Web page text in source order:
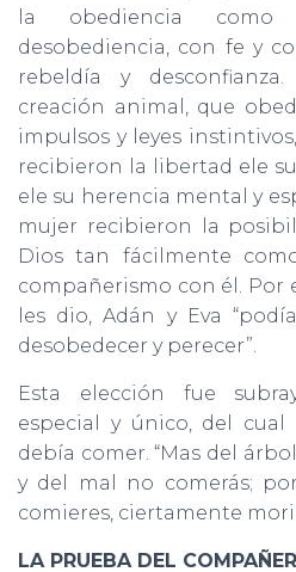
la obediencia
desobediencia, con fe y
rebeldía y
creación animal, que
impulsos y leyes
recibieron la libertad ele
ele su herencia mental y
mujer recibieron la
Dios tan fácilmente
compañerismo con él. Por
les dio, Adán y Eva
desobedecer y perecer”.
Esta elección fue
especial y único, del
debía comer. “Mas del
y del mal no comerás;
comieres, ciertamente
LA PRUEBA DEL